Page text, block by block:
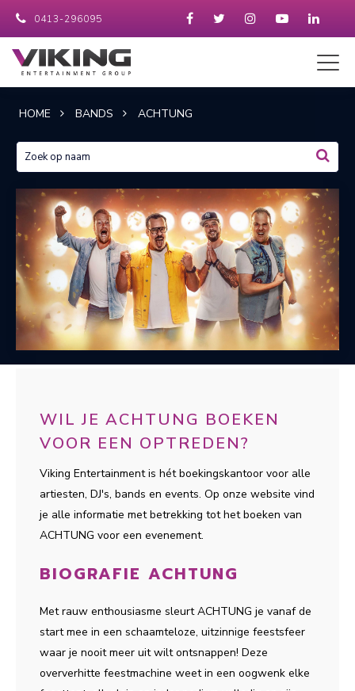
0413-296095
HOME BANDS ACHTUNG
WIL JE ACHTUNG BOEKEN
VOOR EEN OPTREDEN?
Viking Entertainment is hét boekingskantoor voor alle
artiesten, DJ's, bands en events. Op onze website vind
je alle informatie met betrekking tot het boeken van
ACHTUNG voor een evenement.
BIOGRAFIE ACHTUNG
Met rauw enthousiasme sleurt ACHTUNG je vanaf de
start mee in een schaamteloze, uitzinnige feestsfeer
waar je nooit meer uit wilt ontsnappen! Deze
oververhitte feestmachine weet in een oogwenk elke